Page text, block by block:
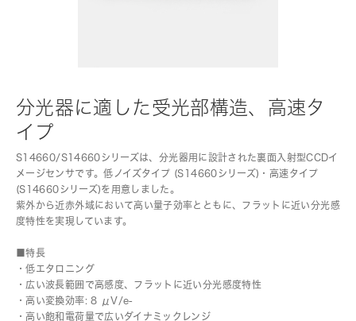
分光器に適した受光部構造、高速タ
イプ
S14660/S14660シリーズは、分光器用に設計された裏面入射型CCDイ
メージセンサです。低ノイズタイプ (S14660シリーズ)・高速タイプ
(S14660シリーズ)を用意しました。
紫外から近赤外域において高い量子効率とともに、フラットに近い分光感
度特性を実現しています。
■特長
・低エタロニング
・広い波長範囲で高感度、フラットに近い分光感度特性
・高い変換効率: 8 μV/e-
・高い飽和電荷量で広いダイナミックレンジ